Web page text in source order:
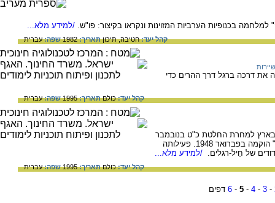
" למלחמה בכנופיות הערביות המזוינות ונקראו בקיצור: פו"ש. /למידע מלא...
קהל יעד:חטיבה,תיכוןתאריך:1982 שפה:עברית
שיירות
את דרכה ברגל דרך ההרים כדי
קהל יעד:כולםתאריך:1995 שפה:עברית
בארץ למחרת החלטת כ"ט בנובמבר
1947. התארגן היישוב מחדש. חטיבת "קרייתי" הוקמה בפברואר 1948. פעילותה
של חֵיל-רגלים.
/למידע מלא...
קהל יעד:כולםתאריך:1995 שפה:עברית
-
3
-
4
-
5
-
6 דפים